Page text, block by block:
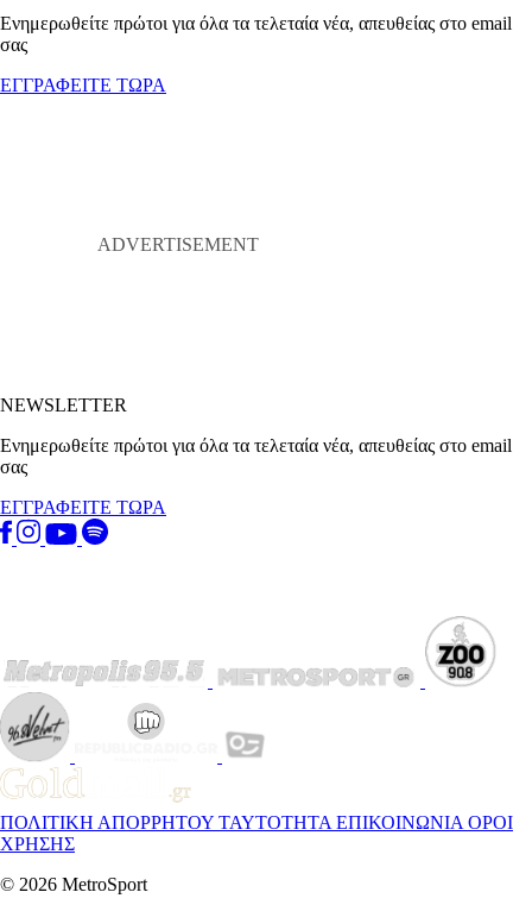
Ενημερωθείτε πρώτοι για όλα τα τελεταία νέα, απευθείας στο email
σας
ΕΓΓΡΑΦΕΙΤΕ ΤΩΡΑ
NEWSLETTER
Ενημερωθείτε πρώτοι για όλα τα τελεταία νέα, απευθείας στο email
σας
ΕΓΓΡΑΦΕΙΤΕ ΤΩΡΑ
ΠΟΛΙΤΙΚΗ ΑΠΟΡΡΗΤΟΥ ΤΑΥΤΟΤΗΤΑ ΕΠΙΚΟΙΝΩΝΙΑ ΟΡΟΙ
ΧΡΗΣΗΣ
© 2026 MetroSport